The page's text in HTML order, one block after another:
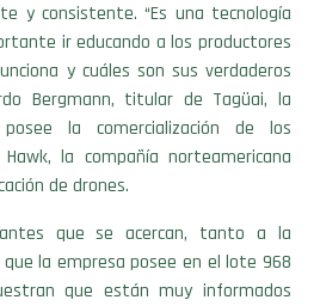
y consistente. “Es una tecnología
ir educando a los productores
y cuáles son sus verdaderos
Bergmann, titular de Tagüai, la
la comercialización de los
la compañía norteamericana
de drones.
que se acercan, tanto a la
la empresa posee en el lote 968
que están muy informados